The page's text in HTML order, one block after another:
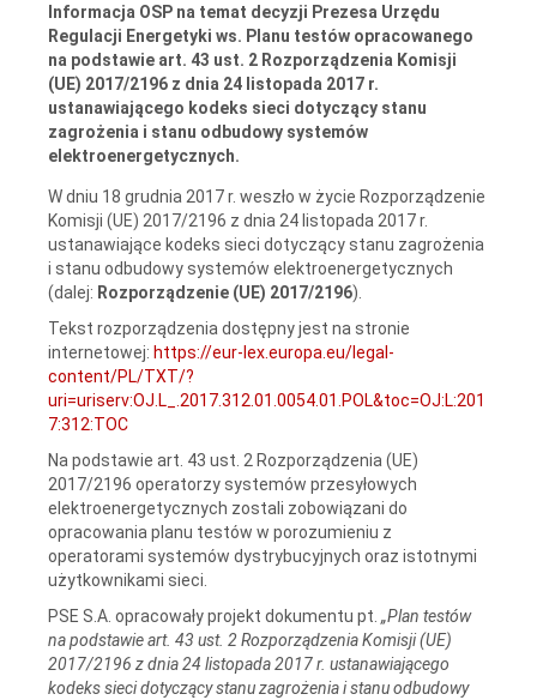
Informacja OSP na temat decyzji Prezesa Urzędu
Regulacji Energetyki ws. Planu testów opracowanego
na podstawie art. 43 ust. 2 Rozporządzenia Komisji
(UE) 2017/2196 z dnia 24 listopada 2017 r.
ustanawiającego kodeks sieci dotyczący stanu
zagrożenia i stanu odbudowy systemów
elektroenergetycznych.
W dniu 18 grudnia 2017 r. weszło w życie Rozporządzenie
Komisji (UE) 2017/2196 z dnia 24 listopada 2017 r.
ustanawiające kodeks sieci dotyczący stanu zagrożenia
i stanu odbudowy systemów elektroenergetycznych
(dalej: Rozporządzenie (UE) 2017/2196).
Tekst rozporządzenia dostępny jest na stronie
internetowej: https://eur-lex.europa.eu/legal-
content/PL/TXT/?
uri=uriserv:OJ.L_.2017.312.01.0054.01.POL&toc=OJ:L:201
7:312:TOC
Na podstawie art. 43 ust. 2 Rozporządzenia (UE)
2017/2196 operatorzy systemów przesyłowych
elektroenergetycznych zostali zobowiązani do
opracowania planu testów w porozumieniu z
operatorami systemów dystrybucyjnych oraz istotnymi
użytkownikami sieci.
PSE S.A. opracowały projekt dokumentu pt. „Plan testów
na podstawie art. 43 ust. 2 Rozporządzenia Komisji (UE)
2017/2196 z dnia 24 listopada 2017 r. ustanawiającego
kodeks sieci dotyczący stanu zagrożenia i stanu odbudowy